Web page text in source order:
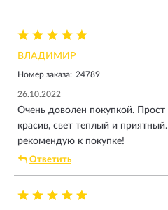
ВЛАДИМИР
Номер заказа: 24789
26.10.2022
Очень доволен покупкой.
красив, свет теплый и
рекомендую к покупке!
Ответить